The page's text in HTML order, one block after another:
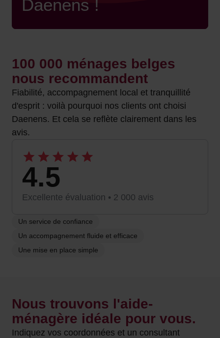
Daenens !
Nous trouvons l'aide-
ménagère idéale pour vous.
Indiquez vos coordonnées et un consultant
100 000 ménages belges
nous recommandent
Fiabilité, accompagnement local et tranquillité
d'esprit : voilà pourquoi nos clients ont choisi
Daenens. Et cela se reflète clairement dans les
avis.
4.5
Excellente évaluation • 2 000 avis
Un service de confiance
Un accompagnement fluide et efficace
Une mise en place simple